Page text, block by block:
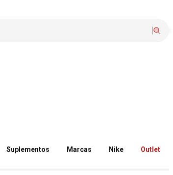
Suplementos Marcas Nike Outlet